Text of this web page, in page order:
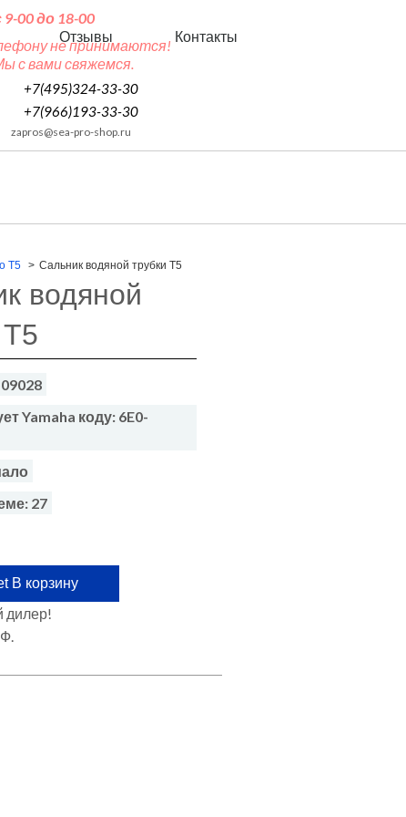
00 до 18-00
не принимаются!
с вами свяжемся.
+7(495)324-33-30
+7(966)193-33-30
zapros@sea-pro-shop.ru
Сальник водяной трубки T5
T5
водяной
Yamaha коду: 6E0-
27
В корзину
дилер!
Отзывы Контакты